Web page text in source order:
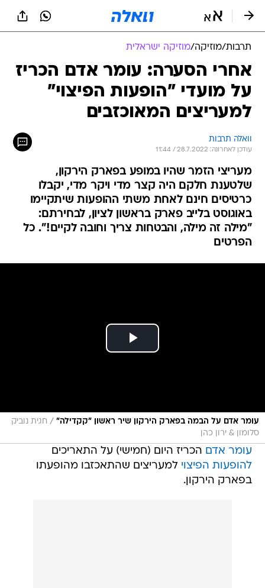
תרבות/מוזיקה/מוזיקה ישראלית
אחרי הסערה: עומר אדם הכריז
על מועדי "הופעות הפיצוי"
למעריצים המאוכזבים
וואלה תרבות
עודכן לאחרונה: 28.7.2022 / 11:44
מעריצי הזמר שהיו במופע בפארק הירקון,
שלטענת חלקם היה קצר מדי ויקר מדי, יקבלו
כרטיסים חינם לאחת משתי ההופעות שיתקיימו
באוגוסט בלייב פארק בראשון לציון, לבחירתם:
"מילה זה מילה, והבטחות צריך וחובה לקיים!". כל
הפרטים
עומר אדם על הבמה בפארק הירקון שיר ראשון "קקדילה" / חגית נוביק
סלומון & ירון כהן
עומר אדם הכריז היום (חמישי) על התאריכים
להופעות הפיצוי למעריצים שהתאכזבו מהופעתו
בפארק הירקון.